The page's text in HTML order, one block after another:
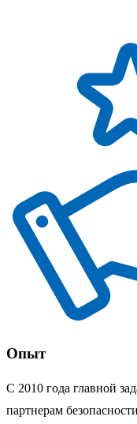
Опыт
С 2010 года главной
партнерам